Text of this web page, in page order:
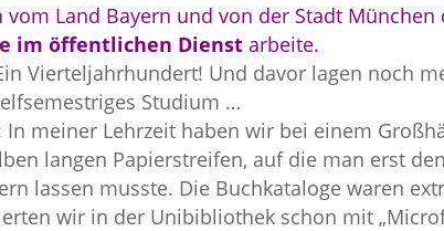
Land Bayern und von der Stadt München
im öffentlichen Dienst arbeite.
Vierteljahrhundert! Und davor lagen noch
Studium …
In meiner Lehrzeit haben wir bei einem
langen Papierstreifen, auf die man erst
lassen musste. Die Buchkataloge waren
wir in der Unibibliothek schon mit